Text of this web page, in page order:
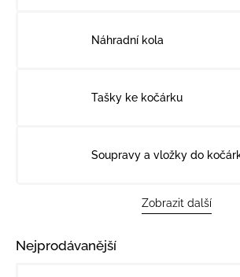
Náhradní kola
Tašky ke kočárku
Soupravy a vložky do
Zobrazit další
Nejprodávanější